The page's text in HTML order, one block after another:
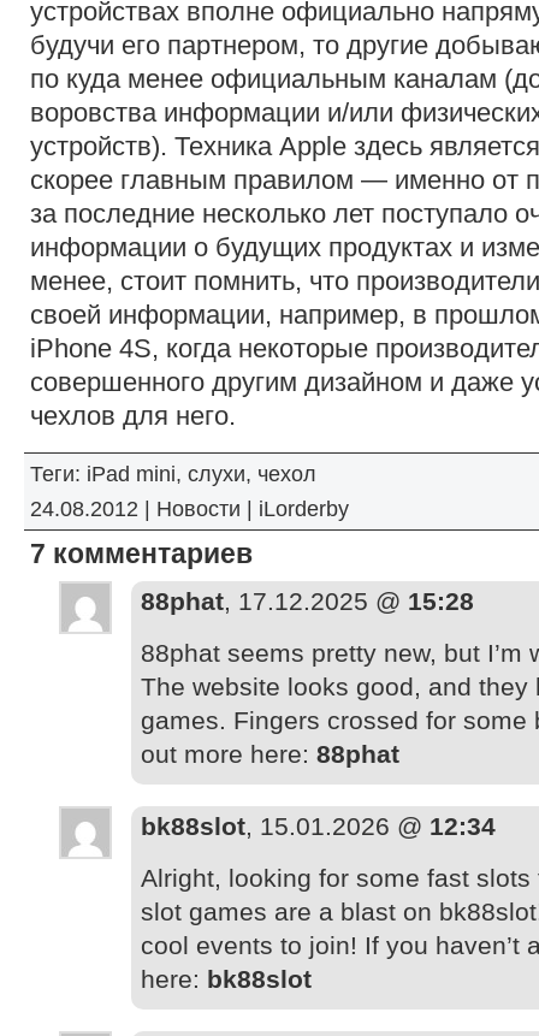
устройствах вполне официально
будучи его партнером, то другие
по куда менее официальным каналам
воровства информации и/или
устройств). Техника Apple здесь
скорее главным правилом — именно от
за последние несколько лет поступало
информации о будущих продуктах и
менее, стоит помнить, что
своей информации, например, в
iPhone 4S, когда некоторые
совершенного другим дизайном и даже
чехлов для него.
Теги: iPad mini, слухи, чехол
24.08.2012 | Новости | iLorderby
7 комментариев
88phat, 17.12.2025 @ 15:28
88phat seems pretty new, but I’m
The website looks good, and
games. Fingers crossed for some
out more here: 88phat
bk88slot, 15.01.2026 @ 12:34
Alright, looking for some fast
slot games are a blast on
cool events to join! If you haven’t
here: bk88slot